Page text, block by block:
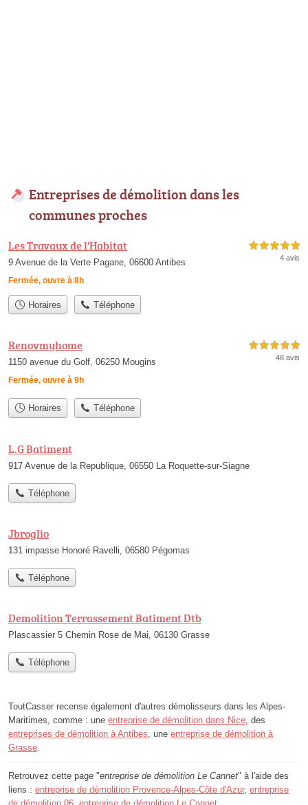
Entreprises de démolition dans les
communes proches
Les Travaux de l'Habitat
9 Avenue de la Verte Pagane, 06600 Antibes
Fermée, ouvre à 8h
5,0 étoiles sur 5
4 avis
Horaires Téléphone
Renovmyhome
1150 avenue du Golf, 06250 Mougins
Fermée, ouvre à 9h
5,0 étoiles sur 5
48 avis
Horaires Téléphone
L.G Batiment
917 Avenue de la Republique, 06550 La Roquette-sur-Siagne
Téléphone
Jbroglio
131 impasse Honoré Ravelli, 06580 Pégomas
Téléphone
Demolition Terrassement Batiment Dtb
Plascassier 5 Chemin Rose de Mai, 06130 Grasse
Téléphone
ToutCasser recense également d'autres démolisseurs dans les Alpes-
Maritimes, comme : une entreprise de démolition dans Nice , des
entreprises de démolition à Antibes , une entreprise de démolition à
Grasse
Retrouvez cette page "entreprise de démolition Le Cannet" à l'aide des
liens : entreprise de démolition Provence-Alpes-Côte d'Azur, entreprise